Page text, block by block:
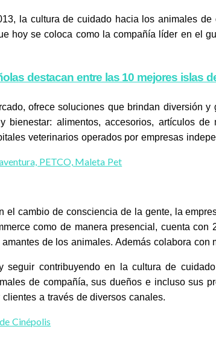
la cultura de cuidado hacia los animales
hoy se coloca como la compañía líder en el
destacan entre las 10 mejores islas
ofrece soluciones que brindan diversión
bienestar: alimentos, accesorios, artículos
veterinarios operados por empresas
el cambio de consciencia de la gente, la
como de manera presencial, cuenta
de los animales. Además colabora
seguir contribuyendo en la cultura de
de compañía, sus dueños e incluso sus
a través de diversos canales.
Cinépolis